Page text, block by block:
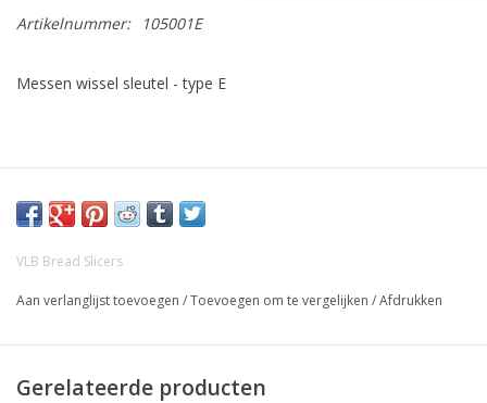
Artikelnummer: 105001E
Messen wissel sleutel - type E
VLB Bread Slicers
Aan verlanglijst toevoegen /Toevoegen om te vergelijken /Afdrukken
Gerelateerde producten